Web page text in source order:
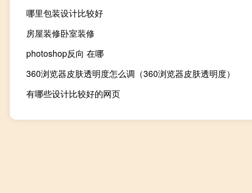
哪里包装设计比较好
房屋装修卧室装修
photoshop反向 在哪
360浏览器皮肤透明度怎么调（360浏览器皮肤透明度）
有哪些设计比较好的网页